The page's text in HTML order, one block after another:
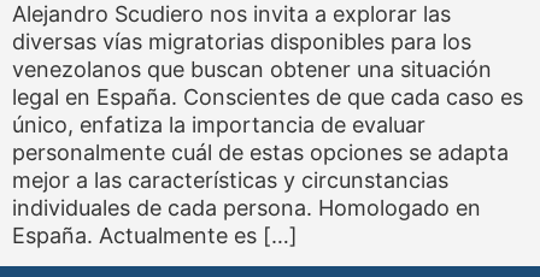
Alejandro Scudiero nos invita a explorar las
diversas vías migratorias disponibles para los
venezolanos que buscan obtener una situación
legal en España. Conscientes de que cada caso es
único, enfatiza la importancia de evaluar
personalmente cuál de estas opciones se adapta
mejor a las características y circunstancias
individuales de cada persona. Homologado en
España. Actualmente es […]